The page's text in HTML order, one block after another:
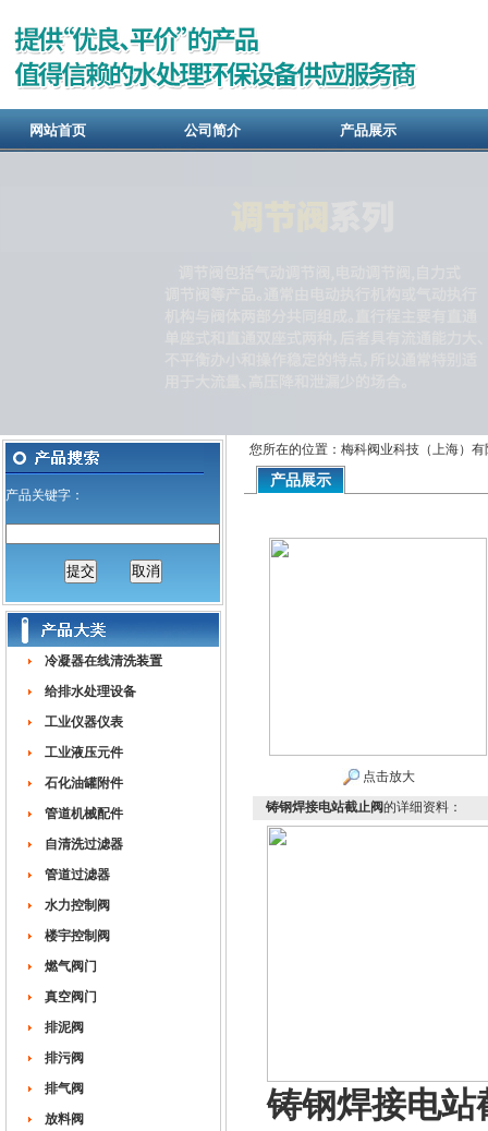
网站首页 公司简介 产品展示
产品关键字：
冷凝器在线清洗装置
给排水处理设备
工业仪器仪表
工业液压元件
石化油罐附件
管道机械配件
自清洗过滤器
管道过滤器
水力控制阀
楼宇控制阀
燃气阀门
真空阀门
排泥阀
排污阀
排气阀
放料阀
您所在的位置：梅科阀业科技（上海）
产品展示
点击放大
铸钢焊接电站截止阀的详细资料：
铸钢焊接电站